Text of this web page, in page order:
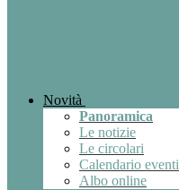
Novità
Panoramica
Le notizie
Le circolari
Calendario eventi
Albo online